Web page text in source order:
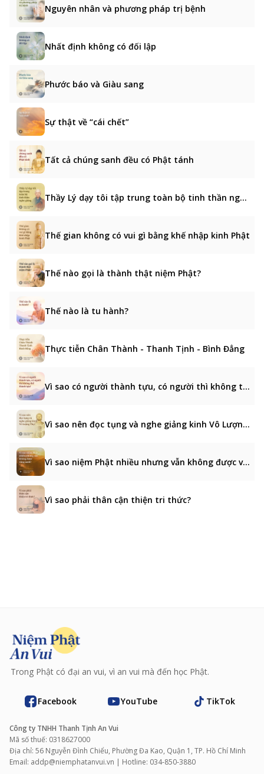
Nguyên nhân và phương pháp trị bệnh
Nhất định không có đối lập
Phước báo và Giàu sang
Sự thật về “cái chết”
Tất cả chúng sanh đều có Phật tánh
Thầy Lý dạy tôi tập trung toàn bộ tinh thần nghe giảng
Thế gian không có vui gì bằng khế nhập kinh Phật
Thế nào gọi là thành thật niệm Phật?
Thế nào là tu hành?
Thực tiễn Chân Thành - Thanh Tịnh - Bình Đẳng
Vì sao có người thành tựu, có người thì không thể thành tựu?
Vì sao nên đọc tụng và nghe giảng kinh Vô Lượng Thọ?
Vì sao niệm Phật nhiều nhưng vẫn không được vãng sanh?
Vì sao phải thân cận thiện tri thức?
Trong Phật có đại an vui, vì an vui mà đến học Phật.
Facebook YouTube TikTok
Công ty TNHH Thanh Tịnh An Vui
Mã số thuế: 0318627000
Địa chỉ: 56 Nguyễn Đình Chiểu, Phường Đa Kao, Quận 1, TP. Hồ Chí Minh
Email: addp@niemphatanvui.vn | Hotline: 034‑850‑3880